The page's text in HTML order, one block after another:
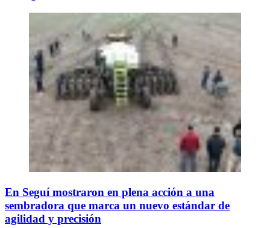
En Seguí mostraron en plena acción a una
sembradora que marca un nuevo estándar de
agilidad y precisión